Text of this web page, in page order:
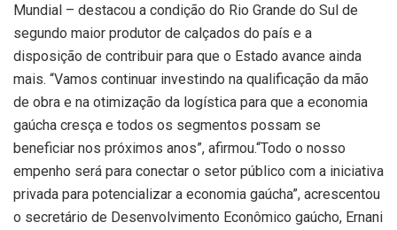
Mundial – destacou a condição do Rio Grande do Sul de
segundo maior produtor de calçados do país e a
disposição de contribuir para que o Estado avance ainda
mais. “Vamos continuar investindo na qualificação da mão
de obra e na otimização da logística para que a economia
gaúcha cresça e todos os segmentos possam se
beneficiar nos próximos anos”, afirmou.“Todo o nosso
empenho será para conectar o setor público com a iniciativa
privada para potencializar a economia gaúcha”, acrescentou
o secretário de Desenvolvimento Econômico gaúcho, Ernani